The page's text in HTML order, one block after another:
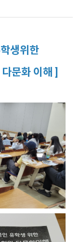
생위한
문화 이해 ]